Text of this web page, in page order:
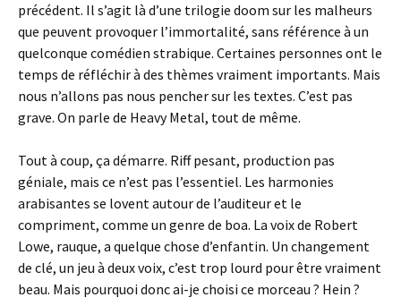
précédent. Il s’agit là d’une trilogie doom sur les malheurs
que peuvent provoquer l’immortalité, sans référence à un
quelconque comédien strabique. Certaines personnes ont le
temps de réfléchir à des thèmes vraiment importants. Mais
nous n’allons pas nous pencher sur les textes. C’est pas
grave. On parle de Heavy Metal, tout de même.
Tout à coup, ça démarre. Riff pesant, production pas
géniale, mais ce n’est pas l’essentiel. Les harmonies
arabisantes se lovent autour de l’auditeur et le
compriment, comme un genre de boa. La voix de Robert
Lowe, rauque, a quelque chose d’enfantin. Un changement
de clé, un jeu à deux voix, c’est trop lourd pour être vraiment
beau. Mais pourquoi donc ai-je choisi ce morceau ? Hein ?